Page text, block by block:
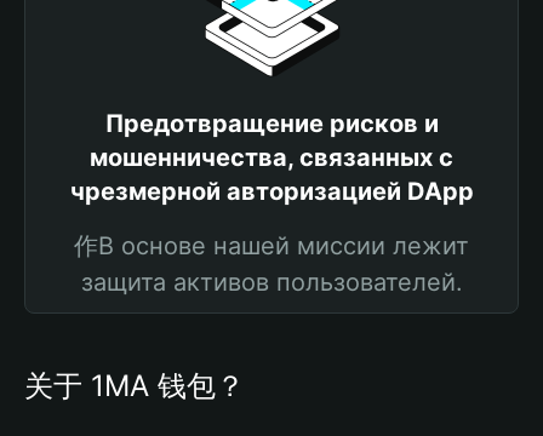
Предотвращение рисков и
мошенничества, связанных с
чрезмерной авторизацией DApp
作В основе нашей миссии лежит
защита активов пользователей.
关于 1MA 钱包？